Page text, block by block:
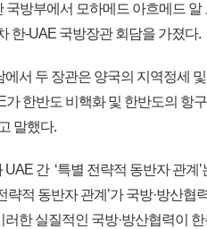
국방부에서 모하메드 아흐메드
한-UAE 국방장관 회담을 가졌다.
에서 두 장관은 양국의 지역정세
가 한반도 비핵화 및 한반도의 항
말했다.
간 ‘특별 전략적 동반자 관계
략적 동반자 관계’가 국방·방산
한 실질적인 국방·방산협력이